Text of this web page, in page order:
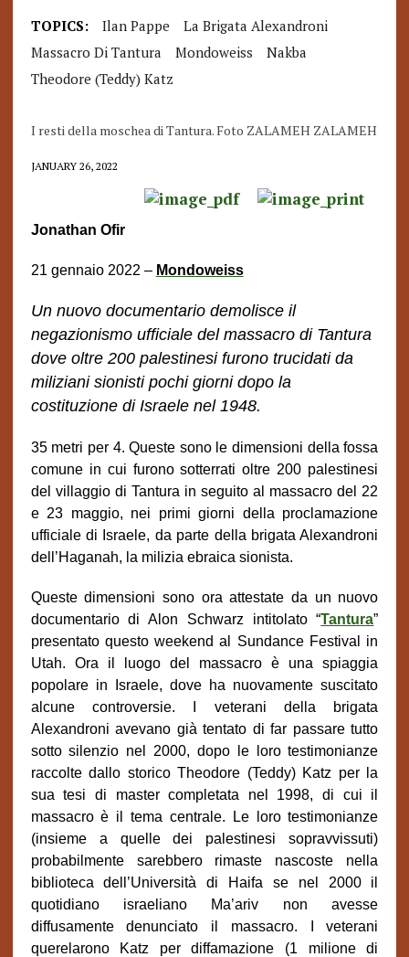
TOPICS: Ilan Pappe
La Brigata Alexandroni
Massacro Di Tantura
Mondoweiss
Nakba
Theodore (Teddy) Katz
I resti della moschea di Tantura. Foto ZALAMEH ZALAMEH
JANUARY 26, 2022
Jonathan Ofir
21 gennaio 2022 – Mondoweiss
Un nuovo documentario demolisce il
negazionismo ufficiale del massacro di Tantura
dove oltre 200 palestinesi furono trucidati da
miliziani sionisti pochi giorni dopo la
costituzione di Israele nel 1948.
35 metri per 4. Queste sono le dimensioni della fossa
comune in cui furono sotterrati oltre 200 palestinesi
del villaggio di Tantura in seguito al massacro del 22
e 23 maggio, nei primi giorni della proclamazione
ufficiale di Israele, da parte della brigata Alexandroni
dell’Haganah, la milizia ebraica sionista.
Queste dimensioni sono ora attestate da un nuovo
documentario di Alon Schwarz intitolato “Tantura”
presentato questo weekend al Sundance Festival in
Utah. Ora il luogo del massacro è una spiaggia
popolare in Israele, dove ha nuovamente suscitato
alcune controversie. I veterani della brigata
Alexandroni avevano già tentato di far passare tutto
sotto silenzio nel 2000, dopo le loro testimonianze
raccolte dallo storico Theodore (Teddy) Katz per la
sua tesi di master completata nel 1998, di cui il
massacro è il tema centrale. Le loro testimonianze
(insieme a quelle dei palestinesi sopravvissuti)
probabilmente sarebbero rimaste nascoste nella
biblioteca dell’Università di Haifa se nel 2000 il
quotidiano israeliano Ma’ariv non avesse
diffusamente denunciato il massacro. I veterani
querelarono Katz per diffamazione (1 milione di